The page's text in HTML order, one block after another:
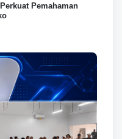
Pemahaman